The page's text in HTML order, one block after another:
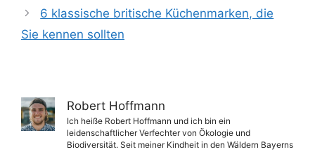
6 klassische britische Küchenmarken, die
Sie kennen sollten
Robert Hoffmann
Ich heiße Robert Hoffmann und ich bin ein
leidenschaftlicher Verfechter von Ökologie und
Biodiversität. Seit meiner Kindheit in den Wäldern Bayerns